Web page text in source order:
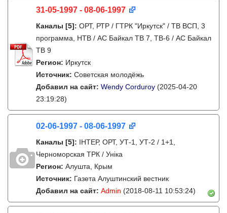
31-05-1997 - 08-06-1997
Каналы [5]: ОРТ, РТР / ГТРК "Иркутск" / ТВ ВСП, 3
программа, НТВ / АС Байкал ТВ 7, ТВ-6 / АС Байкал
ТВ 9
Регион: Иркутск
Источник: Советская молодёжь
Добавил на сайт: Wendy Corduroy (2025-04-20
23:19:28)
02-06-1997 - 08-06-1997
Каналы [5]: IНТЕР, ОРТ, УТ-1, УТ-2 / 1+1,
Черноморская ТРК / Унiка
Регион: Алушта, Крым
Источник: Газета Алуштинский вестник
Добавил на сайт: Admin (2018-08-11 10:53:24)